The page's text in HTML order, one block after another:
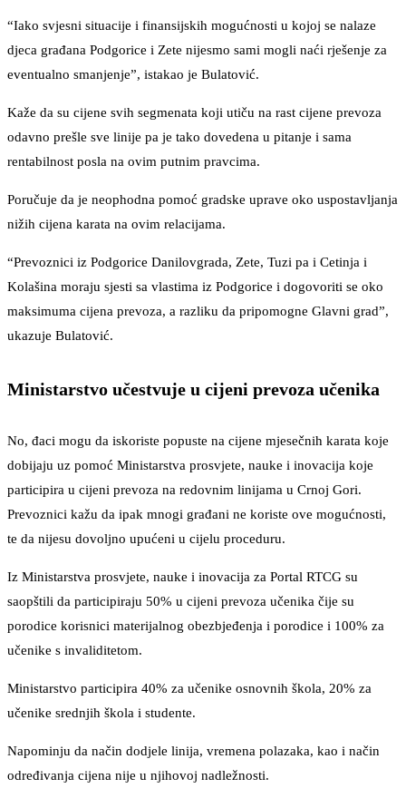
“Iako svjesni situacije i finansijskih mogućnosti u kojoj se nalaze
djeca građana Podgorice i Zete nijesmo sami mogli naći rješenje za
eventualno smanjenje”, istakao je Bulatović.
Kaže da su cijene svih segmenata koji utiču na rast cijene prevoza
odavno prešle sve linije pa je tako dovedena u pitanje i sama
rentabilnost posla na ovim putnim pravcima.
Poručuje da je neophodna pomoć gradske uprave oko uspostavljanja
nižih cijena karata na ovim relacijama.
“Prevoznici iz Podgorice Danilovgrada, Zete, Tuzi pa i Cetinja i
Kolašina moraju sjesti sa vlastima iz Podgorice i dogovoriti se oko
maksimuma cijena prevoza, a razliku da pripomogne Glavni grad”,
ukazuje Bulatović.
Ministarstvo učestvuje u cijeni prevoza učenika
No, đaci mogu da iskoriste popuste na cijene mjesečnih karata koje
dobijaju uz pomoć Ministarstva prosvjete, nauke i inovacija koje
participira u cijeni prevoza na redovnim linijama u Crnoj Gori.
Prevoznici kažu da ipak mnogi građani ne koriste ove mogućnosti,
te da nijesu dovoljno upućeni u cijelu proceduru.
Iz Ministarstva prosvjete, nauke i inovacija za Portal RTCG su
saopštili da participiraju 50% u cijeni prevoza učenika čije su
porodice korisnici materijalnog obezbjeđenja i porodice i 100% za
učenike s invaliditetom.
Ministarstvo participira 40% za učenike osnovnih škola, 20% za
učenike srednjih škola i studente.
Napominju da način dodjele linija, vremena polazaka, kao i način
određivanja cijena nije u njihovoj nadležnosti.